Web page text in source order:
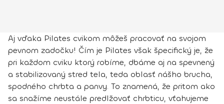
Aj vďaka Pilates cvikom môžeš pracovať na svojom
pevnom zadočku! Čím je Pilates však špecifický je, že
pri každom cviku ktorý robíme, dbáme aj na spevnený
a stabilizovaný stred tela, teda oblasť nášho brucha,
spodného chrbta a panvy. To znamená, že pritom ako
sa snažíme neustále predlžovať chrbticu, vťahujeme